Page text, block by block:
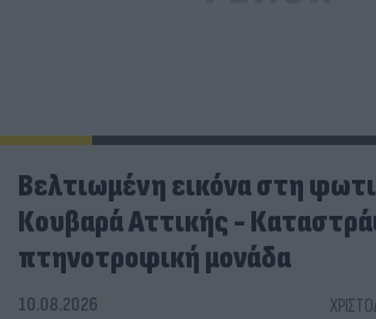
Βελτιωμένη εικόνα στη
Κουβαρά Αττικής -
πτηνοτροφική μονάδα
10.08.2026